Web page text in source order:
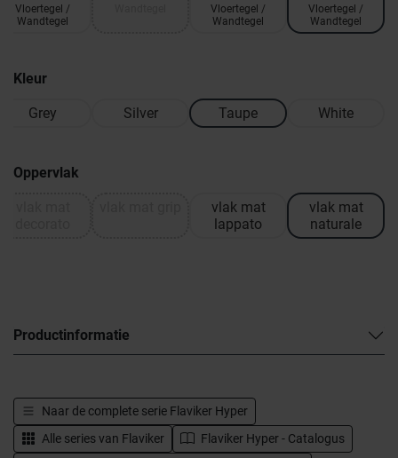
Vloertegel /
Wandtegel
Vloertegel /
Wandtegel
Vloertegel /
Wandtegel
Kleur
Grey Silver Taupe White
Oppervlak
vlak mat
lappato
vlak mat
naturale
Productinformatie
Naar de complete serie Flaviker Hyper
Alle series van Flaviker
Flaviker Hyper - Catalogus